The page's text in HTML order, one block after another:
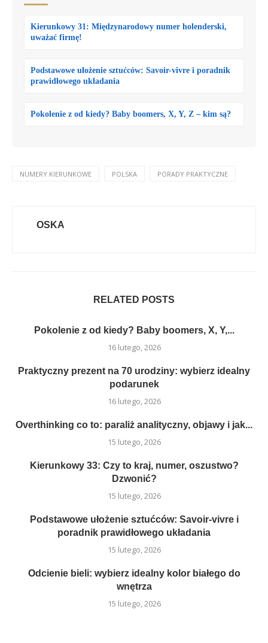
Kierunkowy 31: Międzynarodowy numer holenderski,
uważać firmę!
Podstawowe ułożenie sztućców: Savoir-vivre i poradnik
prawidłowego układania
Pokolenie z od kiedy? Baby boomers, X, Y, Z – kim są?
NUMERY KIERUNKOWE POLSKA PORADY PRAKTYCZNE
OSKA
RELATED POSTS
Pokolenie z od kiedy? Baby boomers, X, Y,...
16 lutego, 2026
Praktyczny prezent na 70 urodziny: wybierz idealny
podarunek
16 lutego, 2026
Overthinking co to: paraliż analityczny, objawy i jak...
15 lutego, 2026
Kierunkowy 33: Czy to kraj, numer, oszustwo?
Dzwonić?
15 lutego, 2026
Podstawowe ułożenie sztućców: Savoir-vivre i
poradnik prawidłowego układania
15 lutego, 2026
Odcienie bieli: wybierz idealny kolor białego do
wnętrza
15 lutego, 2026